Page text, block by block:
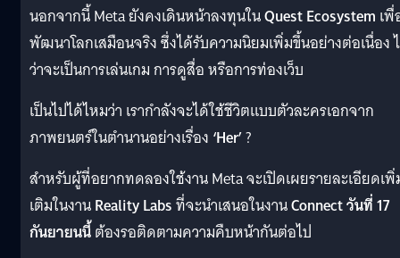
นอกจากนี้ Meta ยังคงเดินหน้าลงทุนในQuest Ecosystem เ
พัฒนาโลกเสมือนจริง ซึ่งได้รับความนิยมเพิ่มขึ้นอย่างต่อเนื่อง
ว่าจะเป็นการเล่นเกม การดูสื่อ หรือการท่องเว็บ
เป็นไปได้ไหมว่า เรากำลังจะได้ใช้ชีวิตแบบตัวละครเอกจาก
ภาพยนตร์ในตำนานอย่างเรื่อง ‘Her’?
สำหรับผู้ที่อยากทดลองใช้งาน Meta จะเปิดเผยรายละเอียดเ
เติมในงานReality Labsที่จะนำเสนอในงานConnect วันที่ 17
กันยายนนี้ต้องรอติดตามความคืบหน้ากันต่อไป